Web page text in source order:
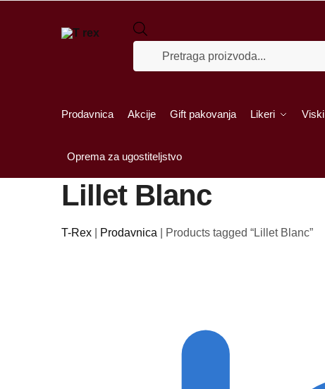
Prodavnica Akcije Gift pakovanja Likeri Viski
Oprema za ugostiteljstvo
Lillet Blanc
T-Rex Prodavnica Products tagged “Lillet Blanc”